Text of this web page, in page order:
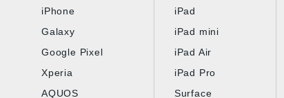
iPhone
Galaxy
Google Pixel
Xperia
AQUOS
iPad
iPad mini
iPad Air
iPad Pro
Surface